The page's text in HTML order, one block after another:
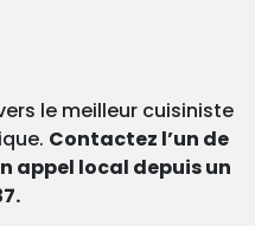
le meilleur cuisiniste
Contactez l’un de
appel local depuis un